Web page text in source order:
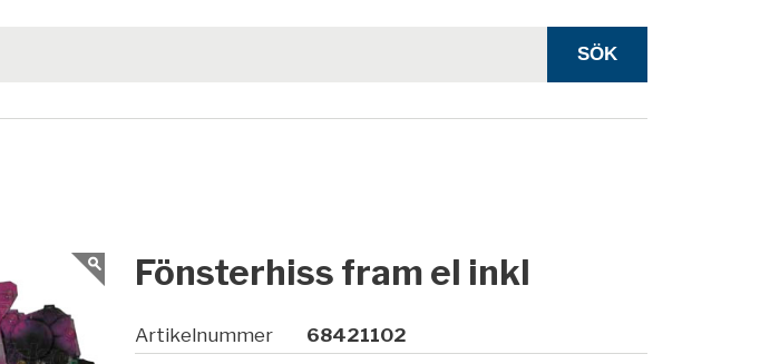
Fönsterhiss fram el inkl
Artikelnummer
68421102